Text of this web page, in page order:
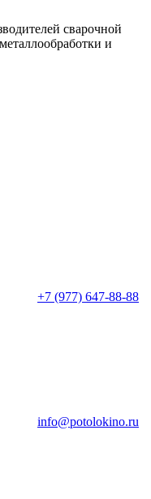
сварочной
и
+7 (977) 647-88-88
info@potolokino.ru